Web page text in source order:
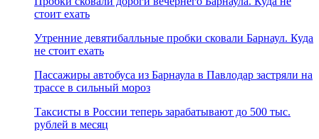
стоит ехать
Утренние девятибалльные пробки сковали Барнаул. Куда
не стоит ехать
Пассажиры автобуса из Барнаула в Павлодар застряли на
трассе в сильный мороз
Таксисты в России теперь зарабатывают до 500 тыс.
рублей в месяц